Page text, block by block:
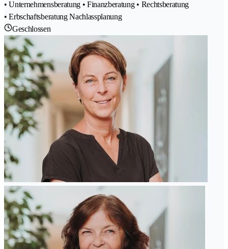
• Unternehmensberatung • Finanzberatung • Rechtsberatung
• Erbschaftsberatung Nachlassplanung
Geschlossen